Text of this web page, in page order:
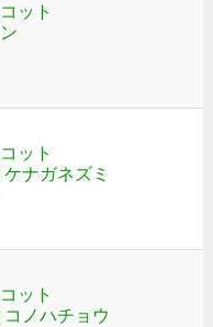
ット
ット
ナガネズミ
ット
ノハチョウ